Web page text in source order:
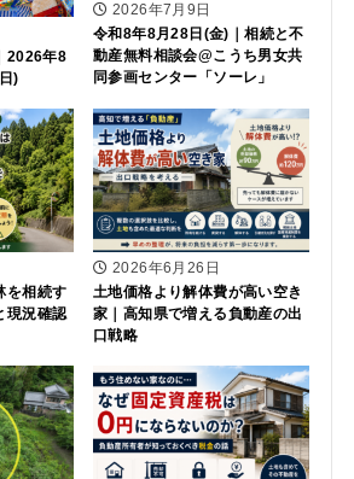
2026年8
)
2026年7月9日
令和8年8月28日(金)｜相続と不
動産無料相談会@こうち男女共
同参画センター「ソーレ」
を相続す
現況確認
2026年6月26日
土地価格より解体費が高い空き
家｜高知県で増える負動産の出
口戦略